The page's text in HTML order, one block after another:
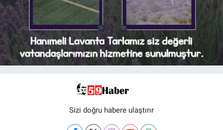
Sizi doğru habere ulaştırır